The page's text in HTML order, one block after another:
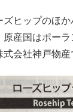
ズヒップのほ
原産国はポー
会社神戸物産